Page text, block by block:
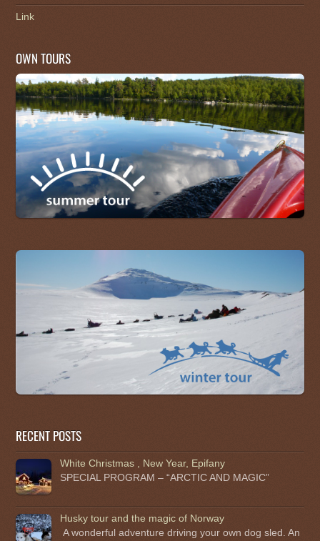
Link
OWN TOURS
RECENT POSTS
White Christmas , New Year, Epifany
SPECIAL PROGRAM – “ARCTIC AND MAGIC”
Husky tour and the magic of Norway
A wonderful adventure driving your own dog sled. An